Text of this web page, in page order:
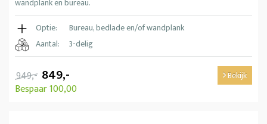
Optie:
Bureau, bedlade en/of wandplank
Aantal:
3-delig
949,- 849,-
Bespaar 100,00
Bekijk